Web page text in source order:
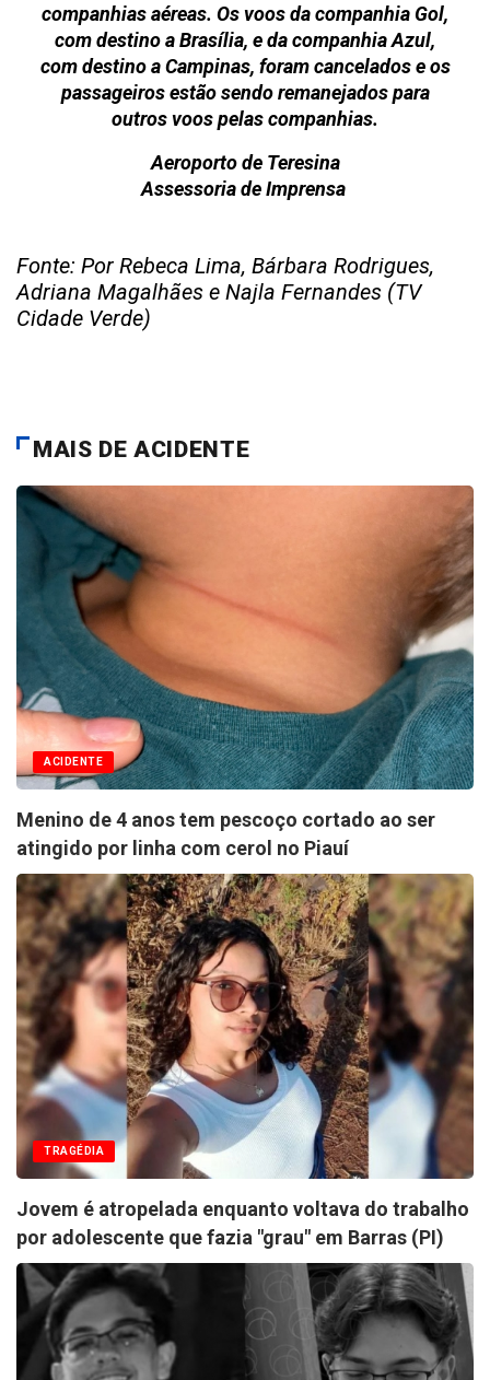
companhias aéreas. Os voos da companhia Gol,
com destino a Brasília, e da companhia Azul,
com destino a Campinas, foram cancelados e os
passageiros estão sendo remanejados para
outros voos pelas companhias.
Aeroporto de Teresina
Assessoria de Imprensa
Fonte: Por Rebeca Lima, Bárbara Rodrigues,
Adriana Magalhães e Najla Fernandes (TV
Cidade Verde)
MAIS DE ACIDENTE
ACIDENTE
Menino de 4 anos tem pescoço cortado ao ser
atingido por linha com cerol no Piauí
TRAGÉDIA
Jovem é atropelada enquanto voltava do trabalho
por adolescente que fazia "grau" em Barras (PI)